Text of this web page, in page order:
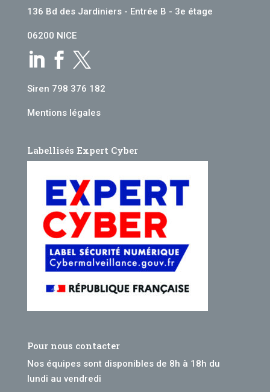
136 Bd des Jardiniers - Entrée B - 3e étage
06200 NICE
  
Siren 798 376 182
Mentions légales
Labellisés Expert Cyber
Pour nous contacter
Nos équipes sont disponibles de 8h à 18h du
lundi au vendredi